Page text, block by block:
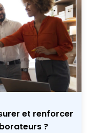
et renforcer
?